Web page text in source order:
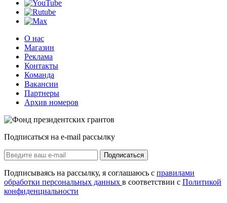
О нас
Магазин
Реклама
Контакты
Команда
Вакансии
Партнеры
Архив номеров
Подписаться на e-mail рассылку
Подписаться
Подписываясь на рассылку, я соглашаюсь с правилами
обработки персональных данных в соответствии с Политикой
конфиденциальности